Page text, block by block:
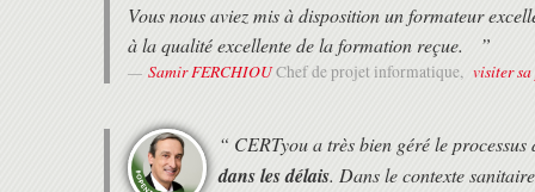
Sujets d'examen
Exemples d'examen
Vous nous aviez mis à disposition un formateur
à la qualité excellente de la formation reçue. ”
Samir FERCHIOUChef de projet informatique, visiter
“ CERTyou a très bien géré le
dans les délais. Dans le contexte